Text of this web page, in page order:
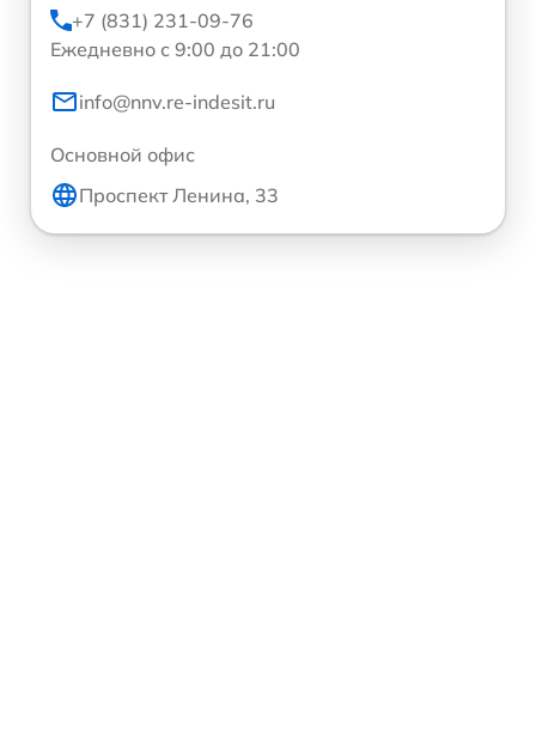
+7 (831) 231-09-76
Ежедневно с 9:00 до 21:00
info@nnv.re-indesit.ru
Основной офис
Проспект Ленина, 33